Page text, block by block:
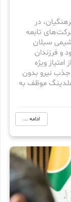
در
تابعه
سبلان
و فرزندان
ویژه
جذب نیرو بدون
موظف به
ادامه ...